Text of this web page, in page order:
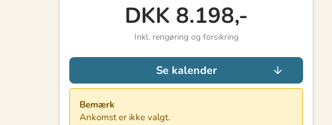
DKK 8.198,-
Inkl. rengøring og forsikring
Se kalender
Bemærk
Ankomst er ikke valgt.